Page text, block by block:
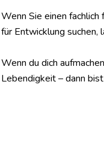
Wenn Sie einen fachlich
für Entwicklung suchen,
Wenn du dich
Lebendigkeit – dann